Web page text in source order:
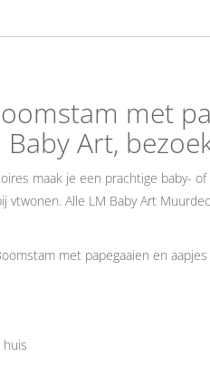
met
Art,
maak je een prachtige baby-
vtwonen. Alle LM Baby Art
met papegaaien en